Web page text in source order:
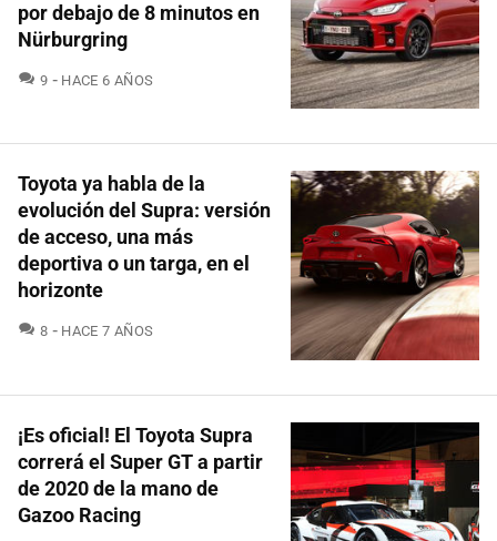
por debajo de 8 minutos en
Nürburgring
9 COMENTARIOS
HACE 6 AÑOS
Toyota ya habla de la
evolución del Supra: versión
de acceso, una más
deportiva o un targa, en el
horizonte
8 COMENTARIOS
HACE 7 AÑOS
¡Es oficial! El Toyota Supra
correrá el Super GT a partir
de 2020 de la mano de
Gazoo Racing